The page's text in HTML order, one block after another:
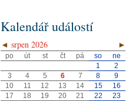
Kalendář událostí
◄ ►
srpen 2026
po út st čt pá so
ne
1
2
3
4 5 6 7 8
9
10
11 12 13 14 15
16
17
18 19 20 21 22
23